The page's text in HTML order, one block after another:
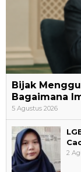
Bijak
Bagaimana
5 Agustus 2026
2